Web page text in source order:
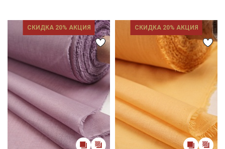
СКИДКА 20% АКЦИЯ СКИДКА 20% АКЦИЯ
информационных рассылок